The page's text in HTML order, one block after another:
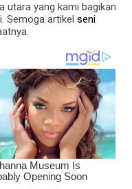
utara yang kami bagikan
Semoga artikel seni